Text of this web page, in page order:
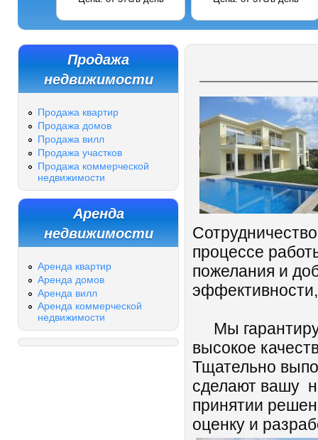
Продажа
недвижимости
Продажа квартир
Продажа домов
Продажа вилл
Продажа участков
Продажа коммерческой
недвижимости
Аренда
недвижимости
Аренда квартир
Аренда домов
Аренда вилл
Аренда коммерческой
недвижимости
процессе
пожелания и
Мы
высокое
Тщательно
сделают вашу
принятии
оценку и